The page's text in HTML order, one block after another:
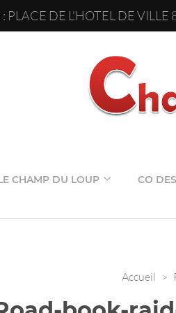
DE L'HOTEL DE
CHAMP DU LOUP CO
Accueil >